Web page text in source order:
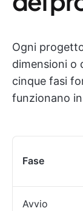
Ogni
dimensioni o
cinque fasi
funzionano
Fase
Avvio